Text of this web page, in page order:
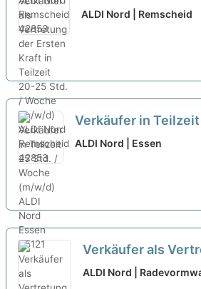
Kraft in Teilzeit 20-
ALDI Nord | Remscheid
Verkäufer in Teilzeit
(m/w/d) neu
ALDI Nord | Essen
Verkäufer als
Ersten Kraft in
ALDI Nord |